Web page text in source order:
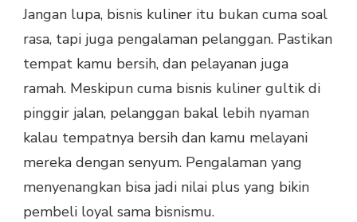
Jangan lupa, bisnis kuliner itu bukan cuma soal
rasa, tapi juga pengalaman pelanggan. Pastikan
tempat kamu bersih, dan pelayanan juga
ramah. Meskipun cuma bisnis kuliner gultik di
pinggir jalan, pelanggan bakal lebih nyaman
kalau tempatnya bersih dan kamu melayani
mereka dengan senyum. Pengalaman yang
menyenangkan bisa jadi nilai plus yang bikin
pembeli loyal sama bisnismu.